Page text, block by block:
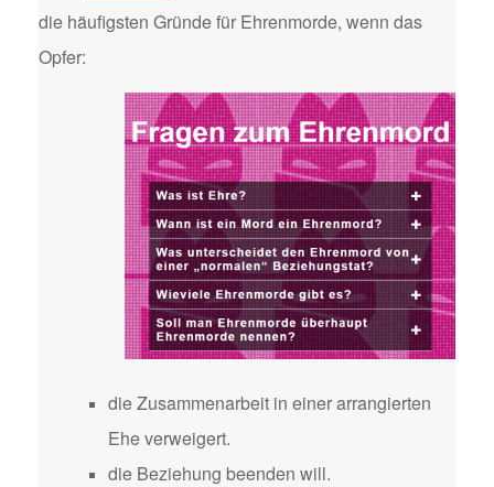
die häufigsten Gründe für Ehrenmorde, wenn das
Opfer:
die Zusammenarbeit in einer arrangierten
Ehe verweigert.
die Beziehung beenden will.